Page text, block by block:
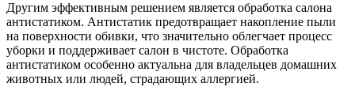
Другим эффективным решением является обработка салона
антистатиком. Антистатик предотвращает накопление пыли
на поверхности обивки, что значительно облегчает процесс
уборки и поддерживает салон в чистоте. Обработка
антистатиком особенно актуальна для владельцев домашних
животных или людей, страдающих аллергией.